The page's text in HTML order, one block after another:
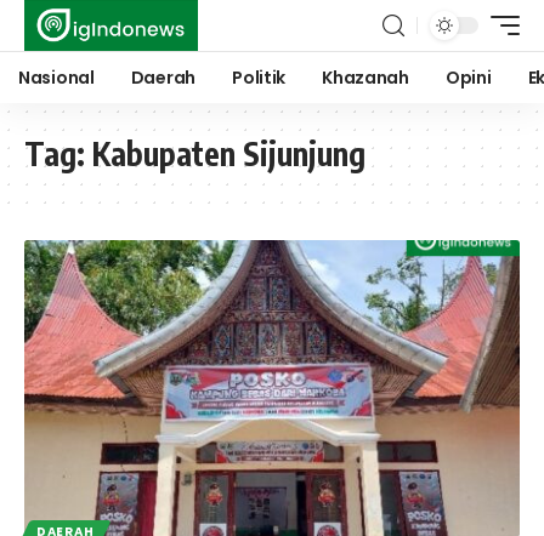
Nasional Daerah Politik Khazanah Opini
Tag: Kabupaten Sijunjung
DAERAH